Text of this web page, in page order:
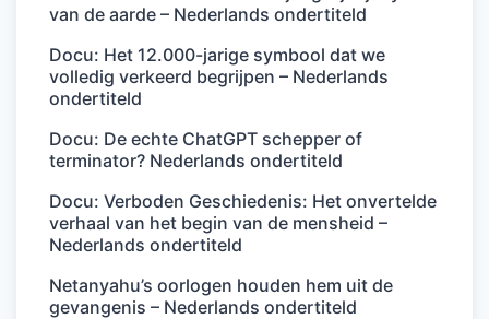
van de aarde – Nederlands ondertiteld
Docu: Het 12.000-jarige symbool dat we
volledig verkeerd begrijpen – Nederlands
ondertiteld
Docu: De echte ChatGPT schepper of
terminator? Nederlands ondertiteld
Docu: Verboden Geschiedenis: Het onvertelde
verhaal van het begin van de mensheid –
Nederlands ondertiteld
Netanyahu’s oorlogen houden hem uit de
gevangenis – Nederlands ondertiteld